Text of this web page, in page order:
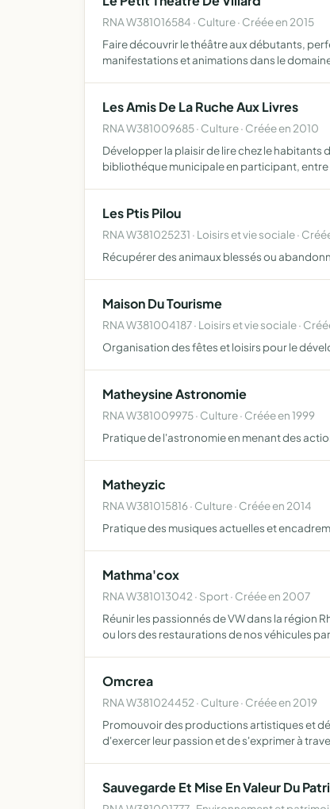
RNA W381016584 · Culture · Créée en 2015
Faire découvrir le théâtre aux débutants,
manifestations et animations dans le
Les Amis De La Ruche Aux Livres
RNA W381009685 · Culture · Créée en 2010
Développer la plaisir de lire chez le habitants
bibliothéque municipale en participant,
Les Ptis Pilou
RNA W381025231 · Loisirs et vie sociale ·
Récupérer des animaux blessés ou
Maison Du Tourisme
RNA W381004187 · Loisirs et vie sociale ·
Organisation des fêtes et loisirs pour le
Matheysine Astronomie
RNA W381009975 · Culture · Créée en 1999
Pratique de l'astronomie en menant des
Matheyzic
RNA W381015816 · Culture · Créée en 2014
Pratique des musiques actuelles et
Mathma'cox
RNA W381013042 · Sport · Créée en 2007
Réunir les passionnés de VW dans la
ou lors des restaurations de nos véhicules
Omcrea
RNA W381024452 · Culture · Créée en 2019
Promouvoir des productions artistiques et
d'exercer leur passion et de s'exprimer à
Sauvegarde Et Mise En Valeur Du